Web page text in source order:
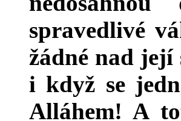
spravedlivé
žádné nad
i když se
Alláhem! A